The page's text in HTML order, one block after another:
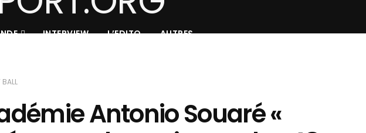
INTERVIEW L’EDITO AUTRES
BALL
Antonio Souaré «